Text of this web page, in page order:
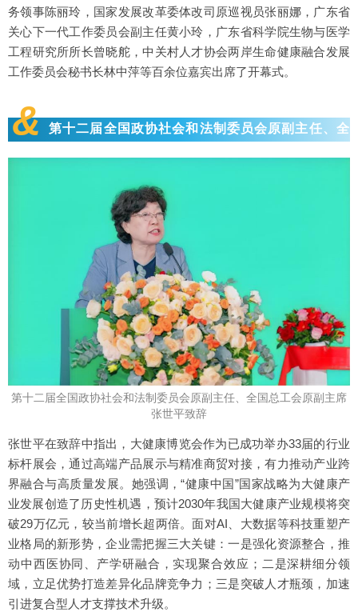
务领事陈丽玲，国家发展改革委体改司原巡视员张丽娜，广东省
关心下一代工作委员会副主任黄小玲，广东省科学院生物与医学
工程研究所所长曾晓舵，中关村人才协会两岸生命健康融合发展
工作委员会秘书长林中萍等百余位嘉宾出席了开幕式。
& 第十二届全国政协社会和法制委员会原副主任、全
第十二届全国政协社会和法制委员会原副主任、全国总工会原副主席
张世平致辞
张世平在致辞中指出，大健康博览会作为已成功举办33届的行业
标杆展会，通过高端产品展示与精准商贸对接，有力推动产业跨
界融合与高质量发展。她强调，“健康中国”国家战略为大健康产
业发展创造了历史性机遇，预计2030年我国大健康产业规模将突
破29万亿元，较当前增长超两倍。面对AI、大数据等科技重塑产
业格局的新形势，企业需把握三大关键：一是强化资源整合，推
动中西医协同、产学研融合，实现聚合效应；二是深耕细分领
域，立足优势打造差异化品牌竞争力；三是突破人才瓶颈，加速
引进复合型人才支撑技术升级。